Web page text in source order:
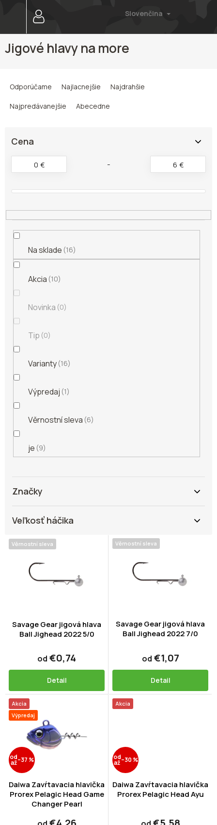
Slovenčina
Jigové hlavy na more
e
t
o
Odporúčame Najlacnejšie Najdrahšie
Najpredávanejšie Abecedne
Cena
€
0 €
6
Na sklade 16
Akcia 10
Novinka 0
Tip 0
Varianty 16
Výpredaj 1
Věrnostní sleva 6
je 9
Značky
Veľkosť háčika
V
ý
o
Věrnostní sleva
Savage Gear jigová hlava
Ball Jighead 2022 5/0
od €0,74
Detail
Věrnostní sleva
Savage Gear jigová hlava
Ball Jighead 2022 7/0
od €1,07
Detail
Akcia
Výpredaj
od
až–37 %
Daiwa Zavŕtavacia hlavička
Prorex Pelagic Head Game
Changer Pearl
Akcia
od
až–30 %
Daiwa Zavŕtavacia hlavička
Prorex Pelagic Head Ayu